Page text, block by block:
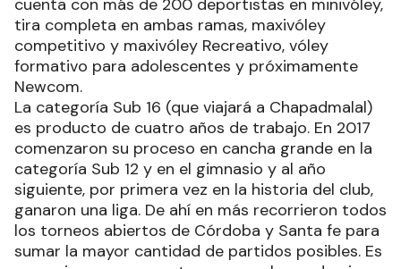
cuenta con más de 200 deportistas en minivóley,
tira completa en ambas ramas, maxivóley
competitivo y maxivóley Recreativo, vóley
formativo para adolescentes y próximamente
Newcom.
La categoría Sub 16 (que viajará a Chapadmalal)
es producto de cuatro años de trabajo. En 2017
comenzaron su proceso en cancha grande en la
categoría Sub 12 y en el gimnasio y al año
siguiente, por primera vez en la historia del club,
ganaron una liga. De ahí en más recorrieron todos
los torneos abiertos de Córdoba y Santa fe para
sumar la mayor cantidad de partidos posibles. Es